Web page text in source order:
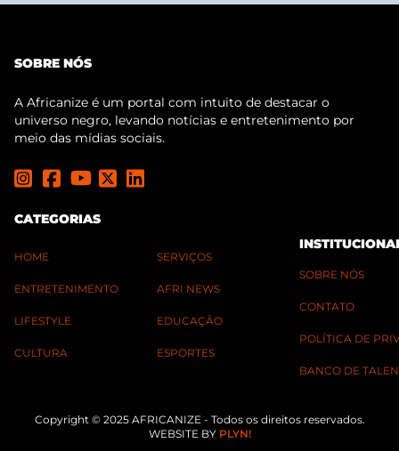
SOBRE NÓS
A Africanize é um portal com intuito de destacar o
universo negro, levando notícias e entretenimento por
meio das mídias sociais.
CATEGORIAS
HOME
ENTRETENIMENTO
LIFESTYLE
CULTURA
SERVIÇOS
AFRI NEWS
EDUCAÇÃO
ESPORTES
SOBRE NÓS
CONTATO
POLÍTICA DE
BANCO DE
Copyright © 2025 AFRICANIZE - Todos os direitos reservados.
WEBSITE BY PLYN!